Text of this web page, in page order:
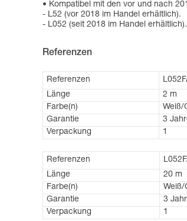
Kompatibel mit den vor und nach
- L52 (vor 2018 im Handel erhältlich).
- L052 (seit 2018 im Handel erhältlich).
Referenzen
Referenzen
Länge
2 m
Farbe(n)
Weiß/
Garantie
3
Verpackung
1
Referenzen
Länge
20 m
Farbe(n)
Weiß/
Garantie
3
Verpackung
1